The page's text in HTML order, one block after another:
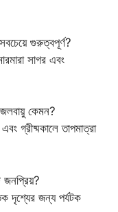
গুরুত্বপূর্ণ?
সাগর এবং
কেমন?
গ্রীষ্মকালে তাপমাত্রা
জনপ্রিয়?
দৃশ্যের জন্য পর্যটক